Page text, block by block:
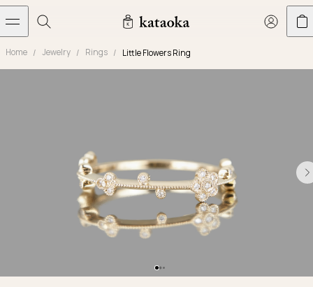
メインコンテンツへスキップ
The world of kataoka
Marriage Rings
Necklaces
Bracelets
Less is More
Snowflake
Herbarium
Bottles & Pitchers
Our Houses of Artistry
Yoshinobu's Diary
Book an Appointment
Common Questions
Home Jewelry Rings Little Flowers Ring